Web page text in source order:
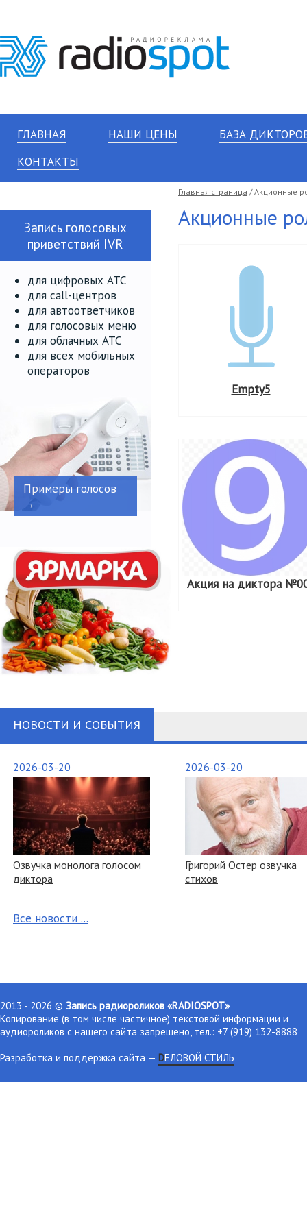
ГЛАВНАЯ НАШИ ЦЕНЫ
БАЗА
КОНТАКТЫ
Главная страница / Акционные
Акционные
Empty5
Акция на диктора
Запись голосовых
приветствий IVR
для цифровых АТС
для call-центров
для автоответчиков
для голосовых меню
для облачных АТС
для всех мобильных
операторов
Примеры голосов
→
НОВОСТИ И СОБЫТИЯ
2026-03-20
Озвучка монолога голосом
диктора
2026-03-20
Григорий Остер озвучка
стихов
Все новости ...
2013 - 2026 © Запись радиороликов «RADIOSPOT»
Копирование (в том числе частичное) текстовой информации и
аудиороликов с нашего сайта запрещено, тел.: +7 (919) 132-8888
Разработка и поддержка сайта — DЕЛОВОЙ СТИЛЬ